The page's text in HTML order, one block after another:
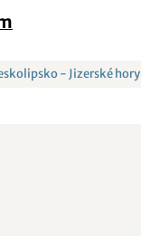
- Jizerské hory